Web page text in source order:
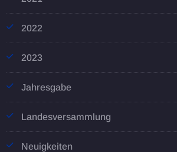
2022
2023
Jahresgabe
Landesversammlung
Neuigkeiten